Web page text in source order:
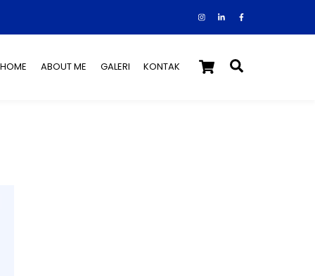
InstagramFacebookTiktok
Cart
HOME ABOUT ME GALERI KONTAK